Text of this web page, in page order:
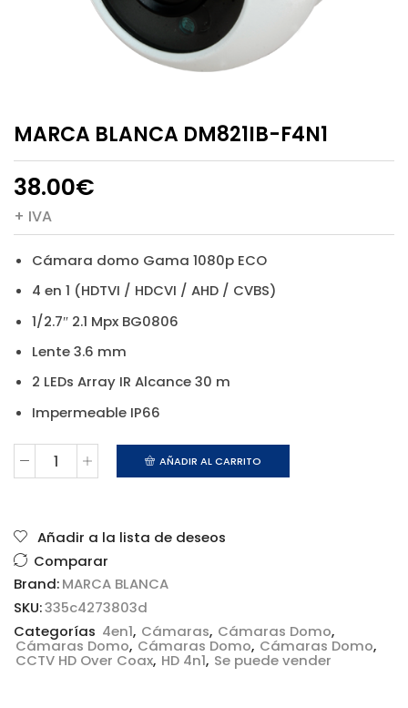
MARCA BLANCA DM821IB-F4N1
38.00€
+ IVA
Cámara domo Gama 1080p ECO
4 en 1 (HDTVI / HDCVI / AHD / CVBS)
1/2.7″ 2.1 Mpx BG0806
Lente 3.6 mm
2 LEDs Array IR Alcance 30 m
Impermeable IP66
MARCA
BLANCA
AÑADIR AL CARRITO
Añadir a la lista de deseos
Comparar
Brand:MARCA BLANCA
SKU:335c4273803d
Categorías 4en1, Cámaras, Cámaras Domo,
Cámaras Domo, Cámaras Domo, Cámaras Domo,
CCTV HD Over Coax, HD 4n1, Se puede vender